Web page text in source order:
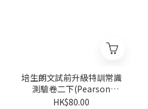
培生朗文試前升級特訓常識
測驗卷二下(Pearson
Longman 培生朗文)
HK$80.00